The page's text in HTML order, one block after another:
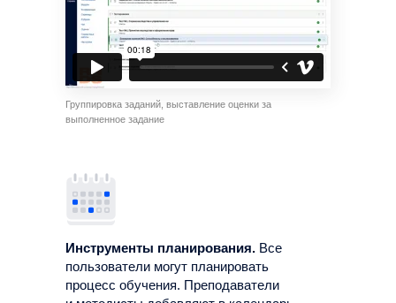
Инструменты планирования. Все
пользователи могут планировать
процесс обучения. Преподаватели
Группировка заданий, выставление оценки за
выполненное задание